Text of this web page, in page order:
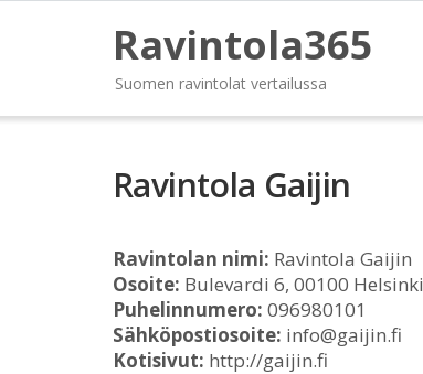
Ravintola365
Suomen ravintolat vertailussa
Ravintola Gaijin
Ravintolan nimi: Ravintola Gaijin
Osoite: Bulevardi 6, 00100 Helsinki
Puhelinnumero: 096980101
Sähköpostiosoite: info@gaijin.fi
Kotisivut: http://gaijin.fi